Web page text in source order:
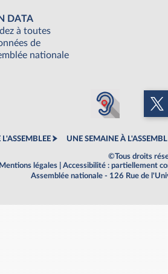
DATA
à toutes
de
nationale
UNE SEMAINE À
©Tous droits
Mentions légales
Accessibilité : partiellement
Assemblée nationale - 126 Rue de